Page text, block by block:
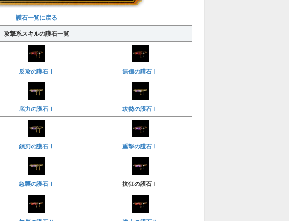
護石一覧に戻る
攻撃系スキルの護石一覧
反攻の護石Ⅰ 無傷の護石Ⅰ
底力の護石Ⅰ 攻勢の護石Ⅰ
鎖刃の護石Ⅰ 重撃の護石Ⅰ
急襲の護石Ⅰ 抗狂の護石Ⅰ